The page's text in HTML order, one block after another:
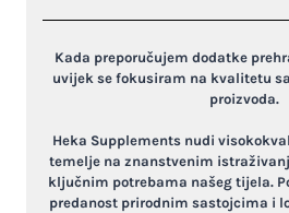
Kada preporučujem dodatke
uvijek se fokusiram na kvalitetu
proizvoda.
Heka Supplements nudi
temelje na znanstvenim
ključnim potrebama našeg tijela.
predanost prirodnim sastojcima i